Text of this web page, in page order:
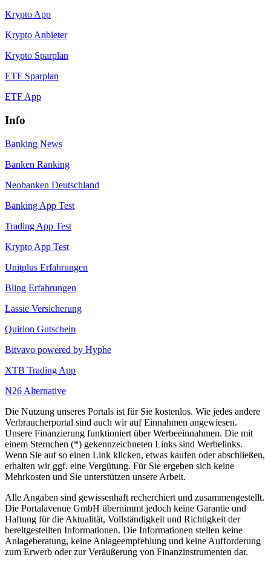
Krypto App
Krypto Anbieter
Krypto Sparplan
ETF Sparplan
ETF App
Info
Banking News
Banken Ranking
Neobanken Deutschland
Banking App Test
Trading App Test
Krypto App Test
Unitplus Erfahrungen
Bling Erfahrungen
Lassie Versicherung
Quirion Gutschein
Bitvavo powered by Hyphe
XTB Trading App
N26 Alternative
Die Nutzung unseres Portals ist für Sie kostenlos. Wie jedes andere
Verbraucherportal sind auch wir auf Einnahmen angewiesen.
Unsere Finanzierung funktioniert über Werbeeinnahmen. Die mit
einem Sternchen (*) gekennzeichneten Links sind Werbelinks.
Wenn Sie auf so einen Link klicken, etwas kaufen oder abschließen,
erhalten wir ggf. eine Vergütung. Für Sie ergeben sich keine
Mehrkosten und Sie unterstützen unsere Arbeit.
Alle Angaben sind gewissenhaft recherchiert und zusammengestellt.
Die Portalavenue GmbH übernimmt jedoch keine Garantie und
Haftung für die Aktualität, Vollständigkeit und Richtigkeit der
bereitgestellten Informationen. Die Informationen stellen keine
Anlageberatung, keine Anlageempfehlung und keine Aufforderung
zum Erwerb oder zur Veräußerung von Finanzinstrumenten dar.